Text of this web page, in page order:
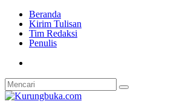
Beranda
Kirim Tulisan
Tim Redaksi
Penulis